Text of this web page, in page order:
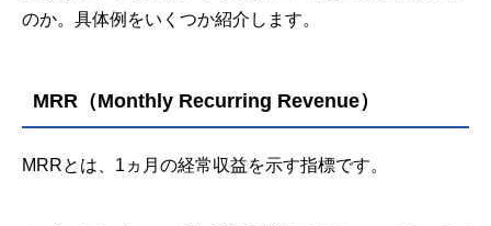
のか。具体例をいくつか紹介します。
MRR（Monthly Recurring Revenue）
MRRとは、1ヵ月の経常収益を示す指標です。